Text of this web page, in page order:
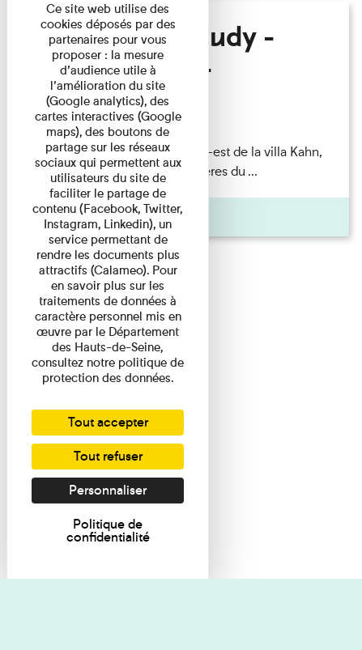
Hélène Gaudy -
Villa Zamir
Lecture
couchant) [Angle nord-est de la villa Kahn,
dite villa Zamir et lumières du ...
Pages
Ce site web utilise des
cookies déposés par des
partenaires pour vous
proposer : la mesure
d’audience utile à
l’amélioration du site
(Google analytics), des
cartes interactives (Google
maps), des boutons de
partage sur les réseaux
sociaux qui permettent aux
utilisateurs du site de
faciliter le partage de
contenu (Facebook, Twitter,
Instagram, Linkedin), un
service permettant de
rendre les documents plus
attractifs (Calameo). Pour
en savoir plus sur les
traitements de données à
caractère personnel mis en
œuvre par le Département
des Hauts-de-Seine,
consultez notre politique de
protection des données.
Tout accepter
Tout refuser
Personnaliser
Politique de
confidentialité